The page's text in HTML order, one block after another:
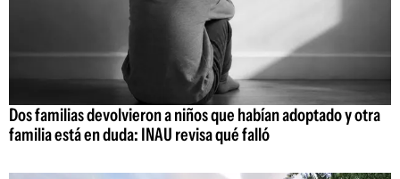
Dos familias devolvieron a niños que habían adoptado y otra
familia está en duda: INAU revisa qué falló